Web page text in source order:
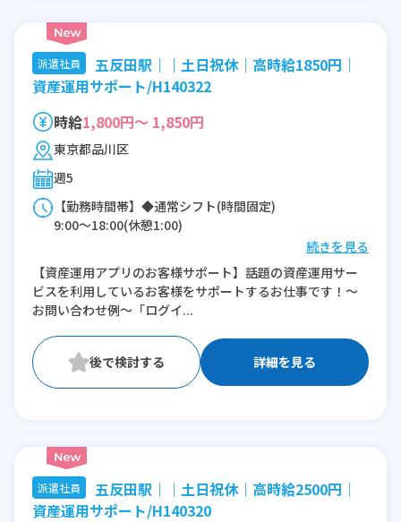
派遣社員
五反田駅｜｜土日祝休｜高時給1850円｜
資産運用サポート/H140322
時給1,800円～ 1,850円
東京都品川区
週5
【勤務時間帯】◆通常シフト(時間固定)
9:00〜18:00(休憩1:00)
続きを見る
【資産運用アプリのお客様サポート】話題の資産運用サー
ビスを利用しているお客様をサポートするお仕事です！～
お問い合わせ例～「ログイ...
詳細を見る
派遣社員
五反田駅｜｜土日祝休｜高時給2500円｜
資産運用サポート/H140320